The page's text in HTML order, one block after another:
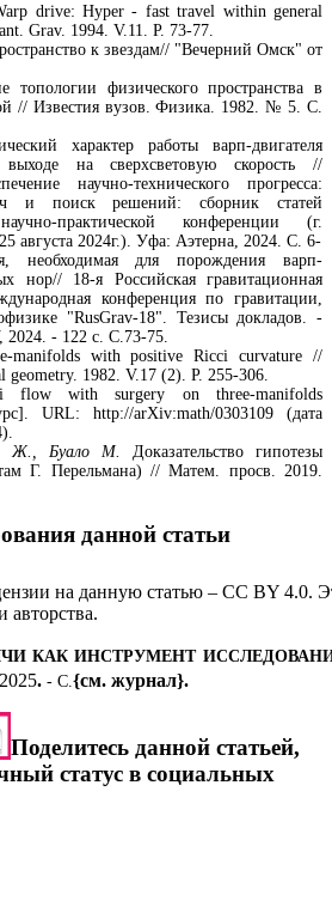
drive: Hyper - fast travel within general
Grav. 1994. V.11. P. 73-77.
к звездам// "Вечерний Омск" от
топологии физического пространства в
// Известия вузов. Физика. 1982. № 5. C.
характер работы варп-двигателя
на сверхсветовую скорость //
научно-технического прогресса:
и поиск решений: сборник статей
практической конференции (г.
августа 2024г.). Уфа: Аэтерна, 2024. C. 6-
необходимая для порождения варп-
нор// 18-я Российская гравитационная
конференция по гравитации,
"RusGrav-18". Тезисы докладов. -
- 122 c. С.73-75.
manifolds with positive Ricci curvature //
1982. V.17 (2). P. 255-306.
flow with surgery on three-manifolds
URL: http://arXiv:math/0303109 (дата
Ж., Буало М.
Доказательство гипотезы
Г. Перельмана) // Матем. просв. 2019.
данной статьи
на данную статью – CC BY 4.0.
авторства.
КАК ИНСТРУМЕНТ
. - С. {см. журнал}.
Поделитесь данной статьей,
статус в социальных